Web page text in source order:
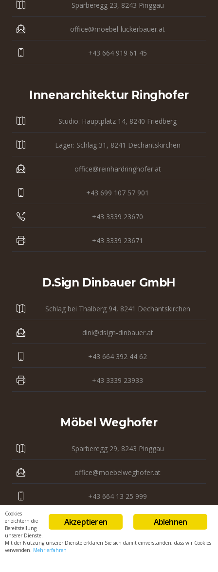
Sparberegg 23, 8243 Pinggau
office@moebel-luckerbauer.at
+43 664 919 61 45
Innenarchitektur Ringhofer
Studio: Hauptplatz 14, 8240 Friedberg
Lager: Schlag 31, 8241 Dechantskirchen
office@reinhardringhofer.at
+43 699 107 57 901
+43 3339 23670
+43 3339 23671
D.sign Dinbauer GmbH
Schlag bei Thalberg 94, 8241 Dechantskirchen
dini@dsign-dinbauer.at
+43 664 392 44 62
+43 3339 23933
Möbel Weghofer
Sparberegg 29, 8243 Pinggau
office@moebelweghofer.at
+43 664 13 25 999
+43 3339 23 121 Ablehnen
Akzeptieren
Cookies
erleichtern die
Bereitstellung
unserer Dienste.
Mit der Nutzung unserer Dienste erklären Sie sich damit einverstanden, dass wir Cookies
verwenden. Mehr erfahren